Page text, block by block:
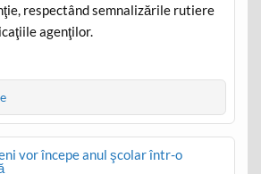
respectând semnalizările rutiere
agenţilor.
vor începe anul şcolar într-o